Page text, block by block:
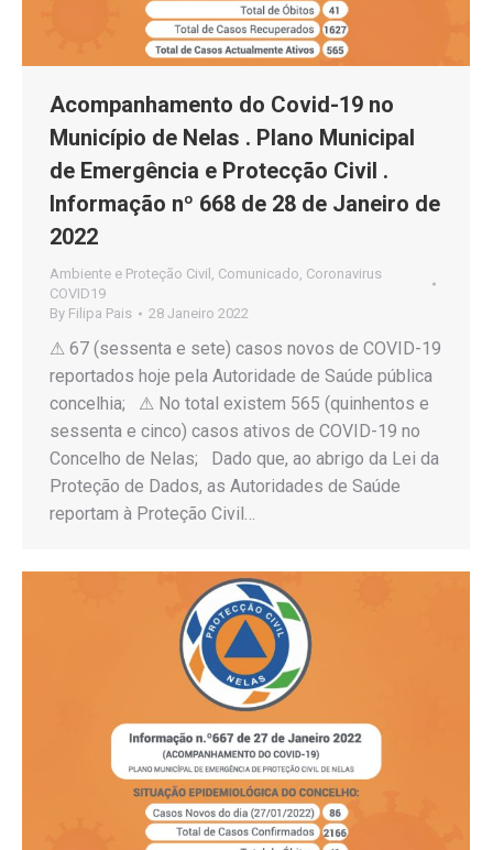
Acompanhamento do Covid-19 no
Município de Nelas . Plano Municipal
de Emergência e Protecção Civil .
Informação nº 668 de 28 de Janeiro de
2022
Ambiente e Proteção Civil Comunicado Coronavirus
COVID19
By Filipa Pais 28 Janeiro 2022
⚠ 67 (sessenta e sete) casos novos de COVID-19
reportados hoje pela Autoridade de Saúde pública
concelhia; ⚠ No total existem 565 (quinhentos e
sessenta e cinco) casos ativos de COVID-19 no
Concelho de Nelas; Dado que, ao abrigo da Lei da
Proteção de Dados, as Autoridades de Saúde
reportam à Proteção Civil…